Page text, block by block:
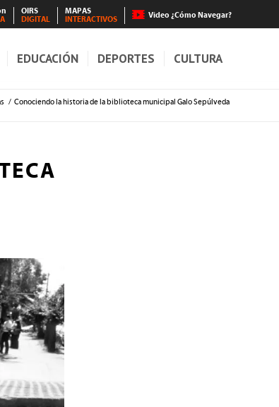
OIRS
DIGITAL
MAPAS
INTERACTIVOS
Video ¿Cómo Navegar?
EDUCACIÓN DEPORTES CULTURA
/ Conociendo la historia de la biblioteca municipal Galo Sepúlveda